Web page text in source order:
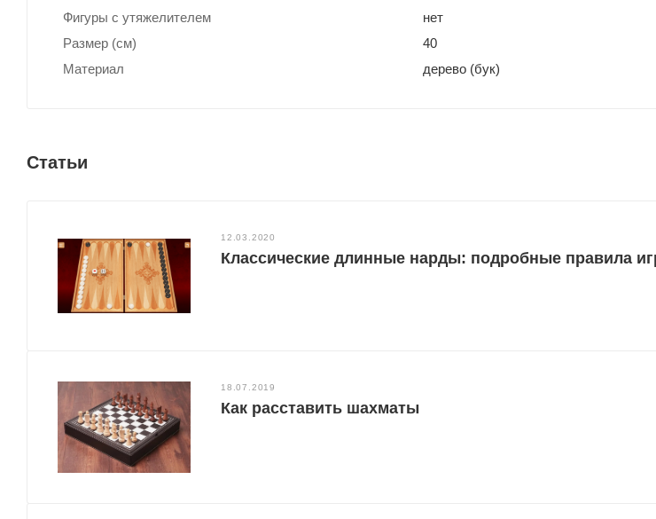
Фигуры с утяжелителем
нет
Размер (см)
40
Материал
дерево (бук)
Статьи
12.03.2020
Классические длинные нарды: подробные правила
18.07.2019
Как расставить шахматы